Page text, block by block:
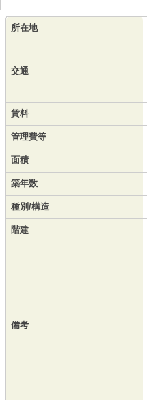
所在地
交通
賃料
管理費等
面積
築年数
種別/構造
階建
備考